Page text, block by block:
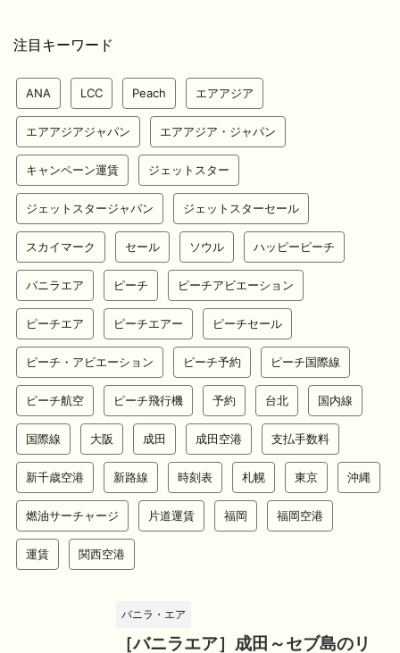
注目キーワード
ANA LCC Peach エアアジア
エアアジアジャパン エアアジア・ジャパン
キャンペーン運賃 ジェットスター
ジェットスタージャパン ジェットスターセール
スカイマーク セール ソウル ハッピーピーチ
バニラエア ピーチ ピーチアビエーション
ピーチエア ピーチエアー ピーチセール
ピーチ・アビエーション ピーチ予約 ピーチ国際線
ピーチ航空 ピーチ飛行機 予約 台北 国内線
国際線 大阪 成田 成田空港 支払手数料
新千歳空港 新路線 時刻表 札幌 東京 沖縄
燃油サーチャージ 片道運賃 福岡 福岡空港
運賃 関西空港
バニラ・エア
［バニラエア］成田～セブ島のリ